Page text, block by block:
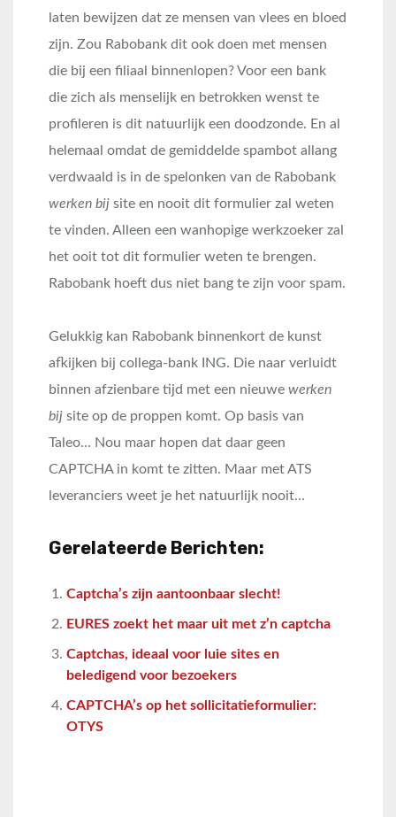
laten bewijzen dat ze mensen van vlees en bloed
zijn. Zou Rabobank dit ook doen met mensen
die bij een filiaal binnenlopen? Voor een bank
die zich als menselijk en betrokken wenst te
profileren is dit natuurlijk een doodzonde. En al
helemaal omdat de gemiddelde spambot allang
verdwaald is in de spelonken van de Rabobank
werken bij site en nooit dit formulier zal weten
te vinden. Alleen een wanhopige werkzoeker zal
het ooit tot dit formulier weten te brengen.
Rabobank hoeft dus niet bang te zijn voor spam.
Gelukkig kan Rabobank binnenkort de kunst
afkijken bij collega-bank ING. Die naar verluidt
binnen afzienbare tijd met een nieuwe werken
bij site op de proppen komt. Op basis van
Taleo… Nou maar hopen dat daar geen
CAPTCHA in komt te zitten. Maar met ATS
leveranciers weet je het natuurlijk nooit…
Gerelateerde Berichten:
Captcha’s zijn aantoonbaar slecht!
EURES zoekt het maar uit met z’n captcha
Captchas, ideaal voor luie sites en
beledigend voor bezoekers
CAPTCHA’s op het sollicitatieformulier:
OTYS